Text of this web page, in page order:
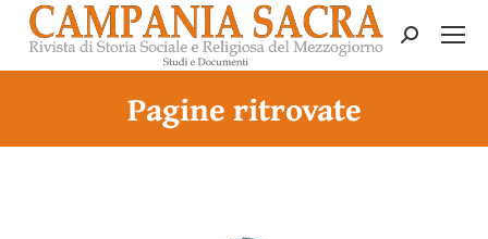
Search:
Pagine ritrovate